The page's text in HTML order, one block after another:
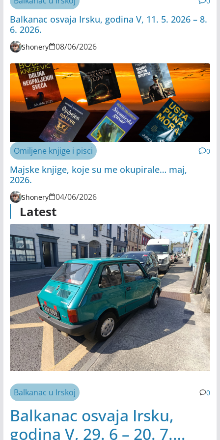
Balkanac osvaja Irsku, godina V, 11. 5. 2026 – 8.
6. 2026.
Shonery 08/06/2026
Omiljene knjige i pisci 0
Majske knjige, koje su me okupirale… maj,
2026.
Shonery 04/06/2026
Latest
Balkanac u Irskoj 0
Balkanac osvaja Irsku,
godina V, 29. 6 – 20. 7.